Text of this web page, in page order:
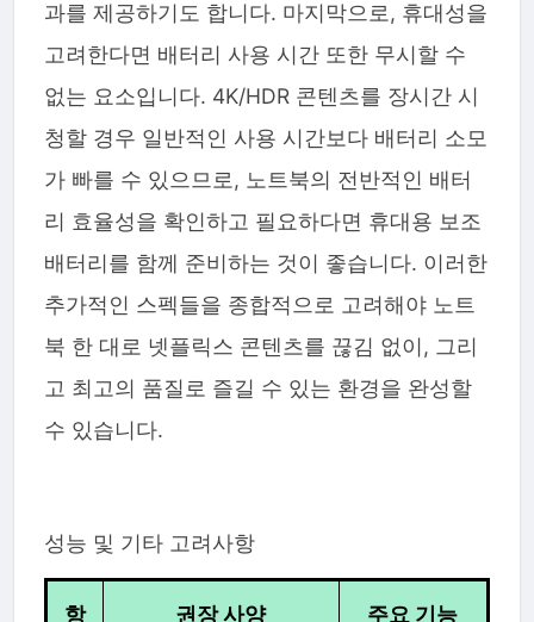
과를 제공하기도 합니다. 마지막으로, 휴대성을
고려한다면 배터리 사용 시간 또한 무시할 수
없는 요소입니다. 4K/HDR 콘텐츠를 장시간 시
청할 경우 일반적인 사용 시간보다 배터리 소모
가 빠를 수 있으므로, 노트북의 전반적인 배터
리 효율성을 확인하고 필요하다면 휴대용 보조
배터리를 함께 준비하는 것이 좋습니다. 이러한
추가적인 스펙들을 종합적으로 고려해야 노트
북 한 대로 넷플릭스 콘텐츠를 끊김 없이, 그리
고 최고의 품질로 즐길 수 있는 환경을 완성할
수 있습니다.
성능 및 기타 고려사항
항
권장 사양 주요 기능